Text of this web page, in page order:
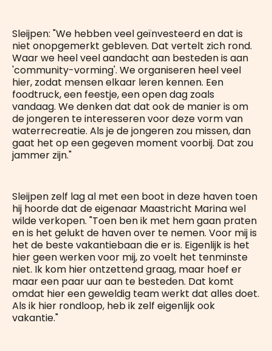
Sleijpen: "We hebben veel geïnvesteerd en dat is
niet onopgemerkt gebleven. Dat vertelt zich rond.
Waar we heel veel aandacht aan besteden is aan
'community-vorming'. We organiseren heel veel
hier, zodat mensen elkaar leren kennen. Een
foodtruck, een feestje, een open dag zoals
vandaag. We denken dat dat ook de manier is om
de jongeren te interesseren voor deze vorm van
waterrecreatie. Als je de jongeren zou missen, dan
gaat het op een gegeven moment voorbij. Dat zou
jammer zijn."
Sleijpen zelf lag al met een boot in deze haven toen
hij hoorde dat de eigenaar Maastricht Marina wel
wilde verkopen. "Toen ben ik met hem gaan praten
en is het gelukt de haven over te nemen. Voor mij is
het de beste vakantiebaan die er is. Eigenlijk is het
hier geen werken voor mij, zo voelt het tenminste
niet. Ik kom hier ontzettend graag, maar hoef er
maar een paar uur aan te besteden. Dat komt
omdat hier een geweldig team werkt dat alles doet.
Als ik hier rondloop, heb ik zelf eigenlijk ook
vakantie."